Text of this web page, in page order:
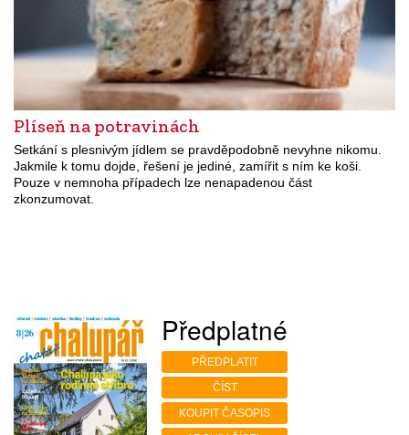
Plíseň na potravinách
Setkání s plesnivým jídlem se pravděpodobně nevyhne nikomu.
Jakmile k tomu dojde, řešení je jediné, zamířit s ním ke koši.
Pouze v nemnoha případech lze nenapadenou část
zkonzumovat.
Předplatné
PŘEDPLATIT
ČÍST
KOUPIT ČASOPIS